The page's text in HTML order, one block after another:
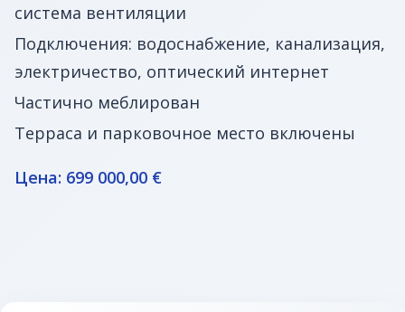
система вентиляции
Подключения: водоснабжение, канализация,
электричество, оптический интернет
Частично меблирован
Терраса и парковочное место включены
Цена: 699 000,00 €